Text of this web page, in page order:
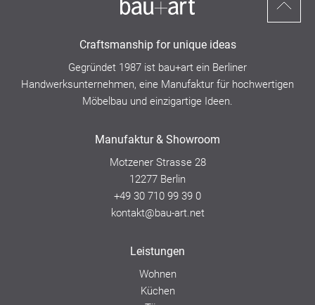
Leistungen
Wohnen
Küchen
Manufaktur & Showroom
Motzener Strasse 28
12277 Berlin
+49 30 710 99 39 0
kontakt@bau-art.net
Craftsmanship for unique ideas
Gegründet 1987 ist bau+art ein Berliner
Handwerksunternehmen, eine Manufaktur für hochwertigen
Möbelbau und einzigartige Ideen.